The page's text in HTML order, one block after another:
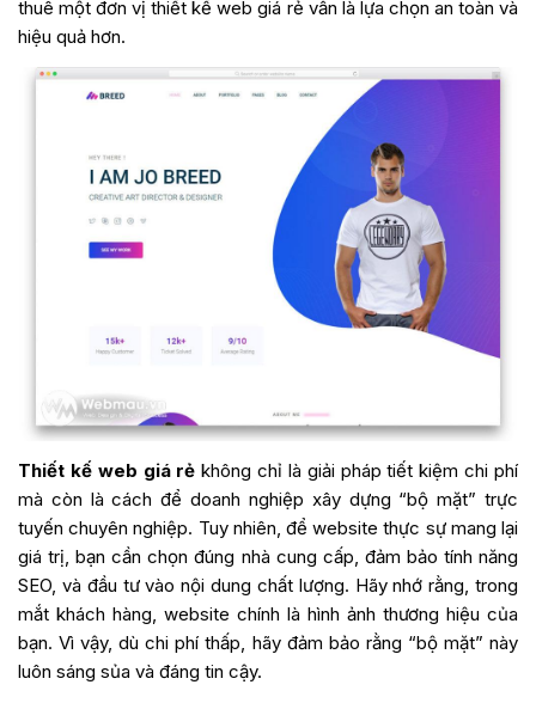
thuê một đơn vịthiết kế web giá rẻ vẫn là lựa chọn an toàn và
hiệu quả hơn.
Thiết kế web giá rẻ không chỉ là giải pháp tiết kiệm chi phí
mà còn là cách để doanh nghiệp xây dựng “bộ mặt” trực
tuyến chuyên nghiệp. Tuy nhiên, để website thực sự mang lại
giá trị, bạn cần chọn đúng nhà cung cấp, đảm bảo tính năng
SEO, và đầu tư vào nội dung chất lượng. Hãy nhớ rằng, trong
mắt khách hàng, website chính là hình ảnh thương hiệu của
bạn. Vì vậy, dù chi phí thấp, hãy đảm bảo rằng “bộ mặt” này
luôn sáng sủa và đáng tin cậy.